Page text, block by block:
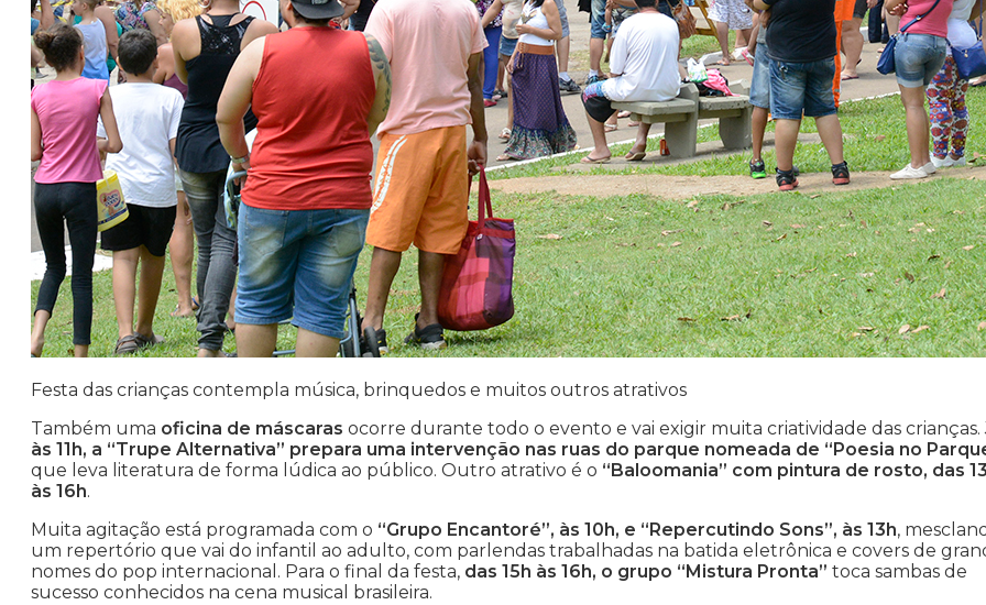
Festa das crianças contempla música, brinquedos e muitos outros atrativos
Também uma oficina de máscaras ocorre durante todo o evento e vai exigir muita criatividade das crianças.
às 11h, a “Trupe Alternativa” prepara uma intervenção nas ruas do parque nomeada de “Poesia no
que leva literatura de forma lúdica ao público. Outro atrativo é o “Baloomania” com pintura de rosto, das
às 16h.
Muita agitação está programada com o “Grupo Encantoré”, às 10h, e “Repercutindo Sons”, às 13h,
um repertório que vai do infantil ao adulto, com parlendas trabalhadas na batida eletrônica e covers de
nomes do pop internacional. Para o final da festa, das 15h às 16h, o grupo “Mistura Pronta” toca sambas de
sucesso conhecidos na cena musical brasileira.